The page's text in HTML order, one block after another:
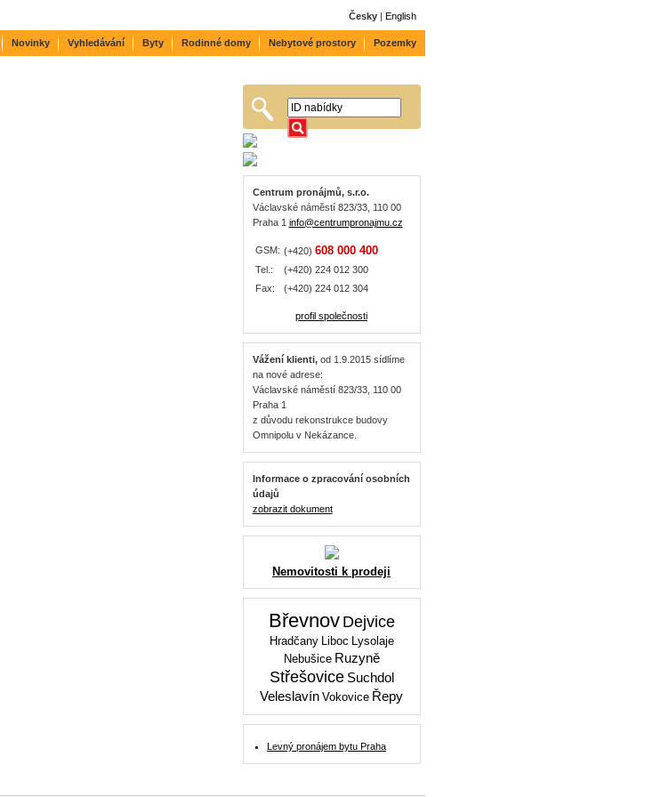
Centrum pronájmů, s.r.o.
Václavské náměstí 823/33, 110 00
Praha 1 info@centrumpronajmu.cz
GSM: (+420) 608 000 400
Tel.:
(+420) 224 012 300
Fax:
(+420) 224 012 304
profil společnosti
Vážení klienti,od 1.9.2015 sídlíme
na nové adrese:
Václavské náměstí 823/33, 110 00
Praha 1
z důvodu rekonstrukce budovy
Omnipolu v Nekázance.
Informace o zpracování osobních
údajů
zobrazit dokument
Nemovitosti k prodeji
Břevnov Dejvice
Hradčany Liboc Lysolaje
Nebušice Ruzyně
Střešovice Suchdol
Veleslavín Vokovice Řepy
Levný pronájem bytu Praha
Česky| English
Novinky Vyhledávání Byty Rodinné domy Nebytové prostory Pozemky